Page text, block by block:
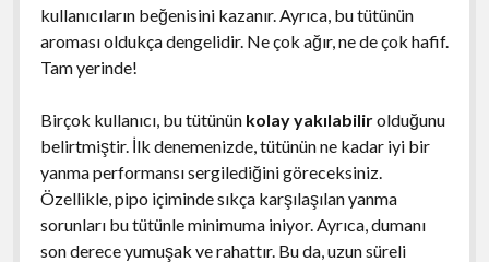
kullanıcıların beğenisini kazanır. Ayrıca, bu tütünün
aroması oldukça dengelidir. Ne çok ağır, ne de çok hafif.
Tam yerinde!
Birçok kullanıcı, bu tütünün kolay yakılabilirolduğunu
belirtmiştir. İlk denemenizde, tütünün ne kadar iyi bir
yanma performansı sergilediğini göreceksiniz.
Özellikle, pipo içiminde sıkça karşılaşılan yanma
sorunları bu tütünle minimuma iniyor. Ayrıca, dumanı
son derece yumuşak ve rahattır. Bu da, uzun süreli